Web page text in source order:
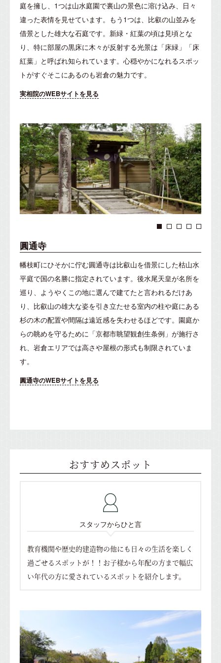
庭を擁し、1つは山水庭園で裏山の景色に溶け込み、日々
違った表情を見せています。もう1つは、比叡の山並みを
借景とした雄大な石庭です。新緑・紅葉の頃は見頃とな
り、特に部屋の黒床に木々が反射する光景は「床緑」「床
紅葉」と呼ばれ知られています。心穏やかになれるスポッ
トがすぐそこにあるのも岩倉の魅力です。
実相院のWEBサイトを見る
圓通寺
幡枝町にひそかに佇む圓通寺は比叡山を借景にした枯山水
平庭で国の名勝に指定されています。後水尾天皇が名所を
巡り、ようやくこの地に選んで建てたと言われるだけあ
り、比叡山の雄大な姿を引き立たせる室内の柱や庭にある
杉の木の配置や間隔は遠近感を失わせるほどです。園庭か
らの眺めを守るために「京都市眺望観創生条例」が施行さ
れ、岩倉エリアでは高さや屋根の形式も制限されていま
す。
圓通寺のWEBサイトを見る
おすすめスポット
スタッフからひと言
教育機関や歴史的建造物の他にも日々の生活を楽しく
過ごせるスポットが！！ お子様から年配の方まで幅広
い年代の方に愛されているスポットを紹介します。